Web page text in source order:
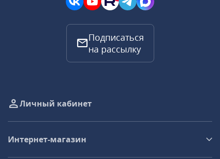
Подписаться
на рассылку
Личный кабинет
Интернет-магазин